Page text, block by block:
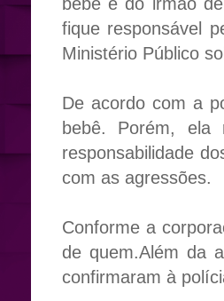
fique responsável
Ministério Público
De acordo com a
bebê. Porém,
responsabilidade
com as agressões.
Conforme a
de quem.Além da
confirmaram à